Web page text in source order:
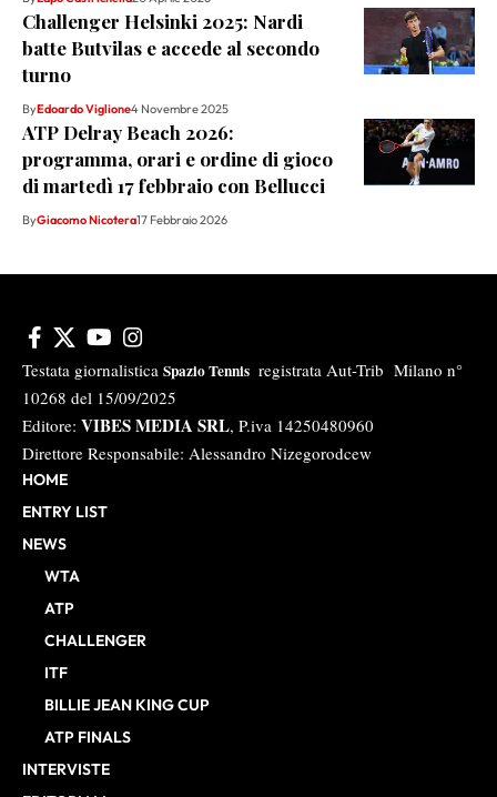
Challenger Helsinki 2025: Nardi
batte Butvilas e accede al secondo
turno
ByEdoardo Viglione4 Novembre 2025
ATP Delray Beach 2026:
programma, orari e ordine di gioco
di martedì 17 febbraio con Bellucci
ByGiacomo Nicotera17 Febbraio 2026
Testata giornalistica Spazio Tennis registrata Aut-Trib Milano n°
10268 del 15/09/2025
Editore: VIBES MEDIA SRL, P.iva 14250480960
Direttore Responsabile: Alessandro Nizegorodcew
HOME
ENTRY LIST
NEWS
WTA
ATP
CHALLENGER
ITF
BILLIE JEAN KING CUP
ATP FINALS
INTERVISTE